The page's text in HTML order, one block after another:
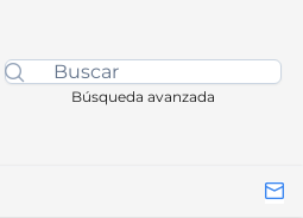
Búsqueda avanzada